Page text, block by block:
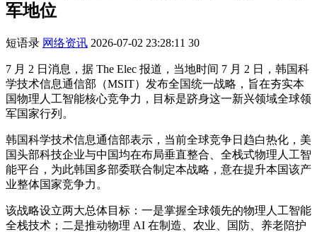
军地位
短语录 网络资讯 2026-07-02 23:28:11 30
7 月 2 日消息，据 The Elec 报道，当地时间 7 月 2 日，韩国科
学技术信息通信部（MSIT）发布全国统一战略，旨在夯实本
国物理人工智能核心竞争力，目标是跻身这一新兴领域全球领
军国家行列。
韩国科学技术信息通信部表示，当前全球竞争日趋白热化，美
国头部科技企业与中国均在布局垂直整合、全栈式物理人工智
能平台，为此韩国多部委联合制定本战略，意在提升本国该产
业整体国家竞争力。
该战略设立两大总体目标：一是掌握全球领先的物理人工智能
全栈技术；二是推动物理 AI 在制造、农业、国防、养老陪护